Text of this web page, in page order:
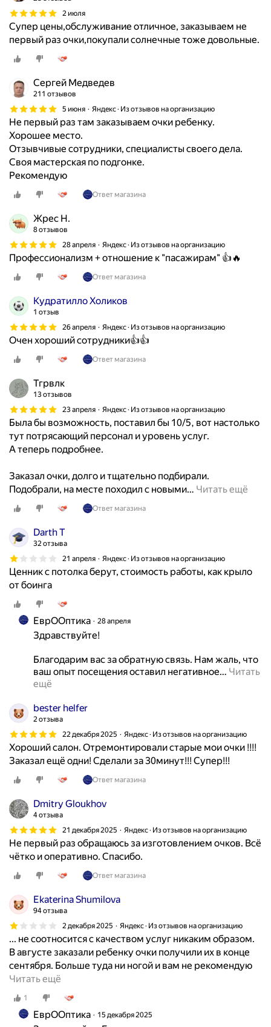
2 июля
Супер цены,обслуживание отличное, заказываем не
первый раз очки,покупали солнечные тоже довольные.
Сергей Медведев
211 отзывов
5 июня
Яндекс · Из отзывов на организацию
Не первый раз там заказываем очки ребенку.
Хорошее место.
Отзывчивые сотрудники, специалисты своего дела.
Своя мастерская по подгонке.
Рекомендую
Ответ магазина
Жрес Н.
8 отзывов
28 апреля
Яндекс · Из отзывов на организацию
Профессионализм + отношение к "пасажирам" 👍🔥
Ответ магазина
Кудратилло Холиков
1 отзыв
26 апреля
Яндекс · Из отзывов на организацию
Очен хороший сотрудники👍👍
Ответ магазина
Тгрвлк
13 отзывов
23 апреля
Яндекс · Из отзывов на организацию
Была бы возможность, поставил бы 10/5, вот настолько
тут потрясающий персонал и уровень услуг.
А теперь подробнее.
Заказал очки, долго и тщательно подбирали.
Подобрали, на месте походил с новыми… Читать ещё
Ответ магазина
Darth T
32 отзыва
21 апреля
Яндекс · Из отзывов на организацию
Ценник с потолка берут, стоимость работы, как крыло
от боинга
ЕврООптика 28 апреля
Здравствуйте!
Благодарим вас за обратную связь. Нам жаль, что
ваш опыт посещения оставил негативное… Читать
ещё
bester helfer
2 отзыва
22 декабря 2025
Яндекс · Из отзывов на организацию
Хороший салон. Отремонтировали старые мои очки !!!!
Заказал ещё одни! Сделали за 30минут!!! Супер!!!
Ответ магазина
Dmitry Gloukhov
4 отзыва
21 декабря 2025
Яндекс · Из отзывов на организацию
Не первый раз обращаюсь за изготовлением очков. Всё
чётко и оперативно. Спасибо.
Ответ магазина
Ekaterina Shumilova
94 отзыва
2 декабря 2025
Яндекс · Из отзывов на организацию
... не соотносится с качеством услуг никаким образом.
В августе заказали ребенку очки получили их в конце
сентября. Больше туда ни ногой и вам не рекомендую
Читать ещё
р
1
ЕврООптика 15 декабря 2025